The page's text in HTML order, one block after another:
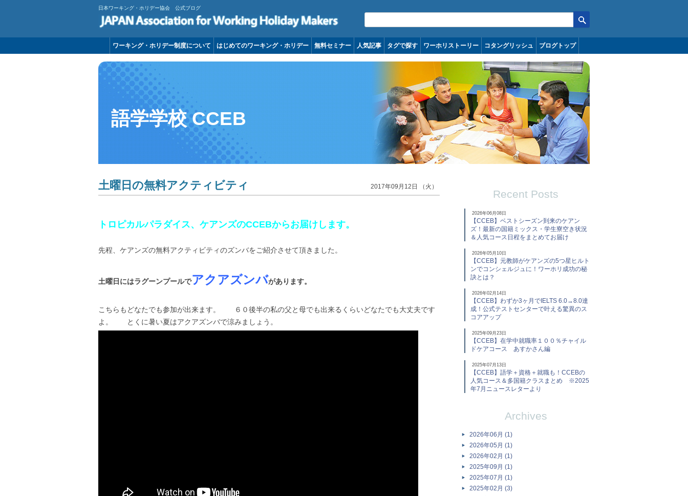
日本ワーキング・ホリデー協会 公式ブログ
コンテンツへ移動
ワーキング・ホリデー制度について はじめてのワーキング・ホリデー 無料セミナー 人気記事 タグで探す ワーホリストーリー コタングリッシュ ブログトップ
語学学校 CCEB
土曜日の無料アクティビティ 2017年09月12日 （火）
トロピカルパラダイス、ケアンズのCCEBからお届けします。
先程、ケアンズの無料アクティビティのズンバをご紹介させて頂きました。
土曜日にはラグーンプールでアクアズンバがあります。
こちらもどなたでも参加が出来ます。 ６０後半の私の父と母でも出来るくらいどなたでも大丈夫です
よ。 とくに暑い夏はアクアズンバで涼みましょう。
Recent Posts
2026年06月08日
【CCEB】ベストシーズン到来のケアン
ズ！最新の国籍ミックス・学生寮空き状況
＆人気コース日程をまとめてお届け
2026年05月10日
【CCEB】元教師がケアンズの5つ星ヒルト
ンでコンシェルジュに！ワーホリ成功の秘
訣とは？
2026年02月14日
【CCEB】わずか3ヶ月でIELTS 6.0→8.0達
成！公式テストセンターで叶える驚異のス
コアアップ
2025年09月23日
【CCEB】在学中就職率１００％チャイル
ドケアコース あすかさん編
2025年07月13日
【CCEB】語学＋資格＋就職も！CCEBの
人気コース＆多国籍クラスまとめ ※2025
年7月ニュースレターより
Archives
2026年06月 (1)
2026年05月 (1)
2026年02月 (1)
2025年09月 (1)
2025年07月 (1)
2025年02月 (3)